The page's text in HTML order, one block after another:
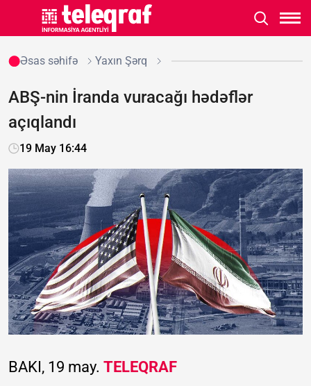
Əsas səhifə Yaxın Şərq
ABŞ-nin İranda vuracağı hədəflər
açıqlandı
19 May 16:44
BAKI, 19 may. TELEQRAF